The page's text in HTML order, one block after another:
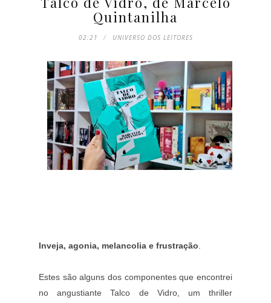
Quintanilha
02:21 UNIVERSO DOS LEITORES
Inveja, agonia, melancolia e frustração
Estes são alguns dos componentes que encontrei
no angustiante Talco de Vidro, um thriller